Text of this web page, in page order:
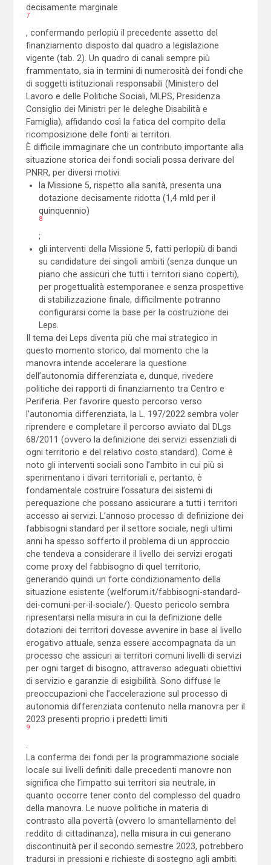
decisamente marginale
7
, confermando perlopiù il precedente assetto del
finanziamento disposto dal quadro a legislazione
vigente (tab. 2). Un quadro di canali sempre più
frammentato, sia in termini di numerosità dei fondi che
di soggetti istituzionali responsabili (Ministero del
Lavoro e delle Politiche Sociali, MLPS, Presidenza
Consiglio dei Ministri per le deleghe Disabilità e
Famiglia), affidando così la fatica del compito della
ricomposizione delle fonti ai territori.
È difficile immaginare che un contributo importante alla
situazione storica dei fondi sociali possa derivare del
PNRR, per diversi motivi:
la Missione 5, rispetto alla sanità, presenta una
dotazione decisamente ridotta (1,4 mld per il
quinquennio)
8
;
gli interventi della Missione 5, fatti perlopiù di bandi
su candidature dei singoli ambiti (senza dunque un
piano che assicuri che tutti i territori siano coperti),
per progettualità estemporanee e senza prospettive
di stabilizzazione finale, difficilmente potranno
configurarsi come la base per la costruzione dei
Leps.
Il tema dei Leps diventa più che mai strategico in
questo momento storico, dal momento che la
manovra intende accelerare la questione
dell’autonomia differenziata e, dunque, rivedere
politiche dei rapporti di finanziamento tra Centro e
Periferia. Per favorire questo percorso verso
l’autonomia differenziata, la L. 197/2022 sembra voler
riprendere e completare il percorso avviato dal DLgs
68/2011 (ovvero la definizione dei servizi essenziali di
ogni territorio e del relativo costo standard). Come è
noto gli interventi sociali sono l’ambito in cui più si
sperimentano i divari territoriali e, pertanto, è
fondamentale costruire l’ossatura dei sistemi di
perequazione che possano assicurare a tutti i territori
accesso ai servizi. L’annoso processo di definizione dei
fabbisogni standard per il settore sociale, negli ultimi
anni ha spesso sofferto il problema di un approccio
che tendeva a considerare il livello dei servizi erogati
come proxy del fabbisogno di quel territorio,
generando quindi un forte condizionamento della
situazione esistente (welforum.it/fabbisogni-standard-
dei-comuni-per-il-sociale/). Questo pericolo sembra
ripresentarsi nella misura in cui la definizione delle
dotazioni dei territori dovesse avvenire in base al livello
erogativo attuale, senza essere accompagnata da un
processo che assicuri ai territori comuni livelli di servizi
per ogni target di bisogno, attraverso adeguati obiettivi
di servizio e garanzie di esigibilità. Sono diffuse le
preoccupazioni che l’accelerazione sul processo di
autonomia differenziata contenuto nella manovra per il
2023 presenti proprio i predetti limiti
9
La conferma dei fondi per la programmazione sociale
locale sui livelli definiti dalle precedenti manovre non
significa che l’impatto sui territori sia neutrale, in
quanto occorre tener conto del complesso del quadro
della manovra. Le nuove politiche in materia di
contrasto alla povertà (ovvero lo smantellamento del
reddito di cittadinanza), nella misura in cui generano
discontinuità per il secondo semestre 2023, potrebbero
tradursi in pressioni e richieste di sostegno agli ambiti.